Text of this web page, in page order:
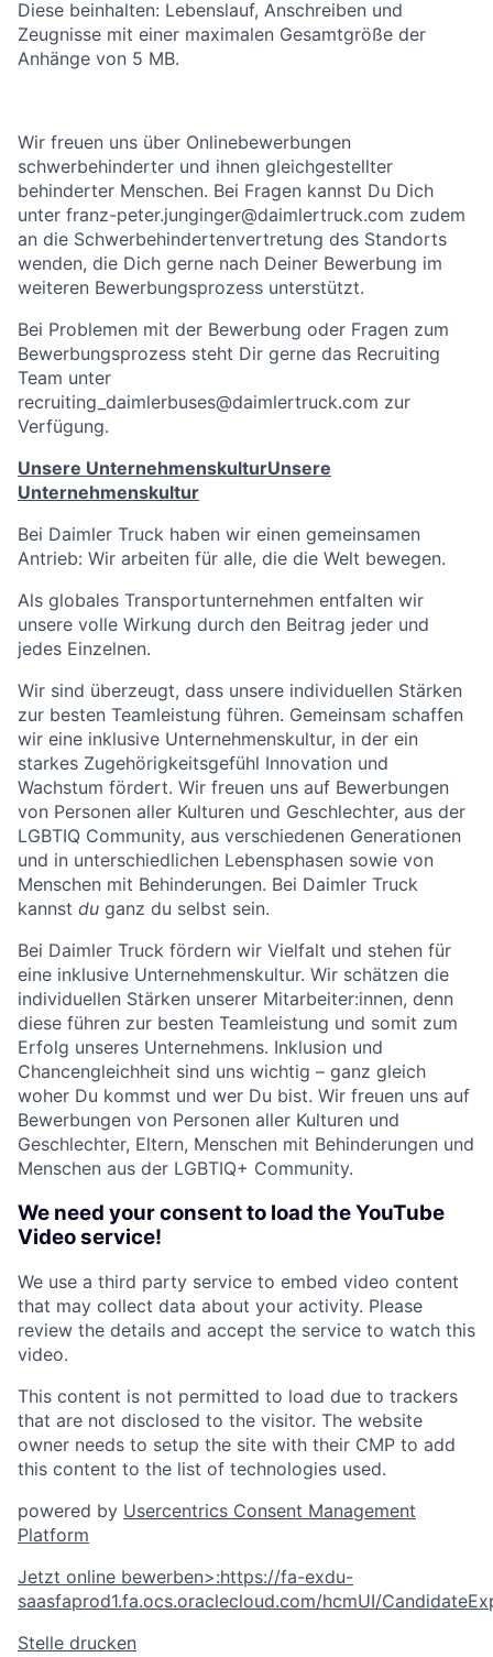
Diese beinhalten: Lebenslauf, Anschreiben und
Zeugnisse mit einer maximalen Gesamtgröße der
Anhänge von 5 MB.
Wir freuen uns über Onlinebewerbungen
schwerbehinderter und ihnen gleichgestellter
behinderter Menschen. Bei Fragen kannst Du Dich
unter franz-peter.junginger@daimlertruck.com zudem
an die Schwerbehindertenvertretung des Standorts
wenden, die Dich gerne nach Deiner Bewerbung im
weiteren Bewerbungsprozess unterstützt.
Bei Problemen mit der Bewerbung oder Fragen zum
Bewerbungsprozess steht Dir gerne das Recruiting
Team unter
recruiting_daimlerbuses@daimlertruck.com zur
Verfügung.
Unsere UnternehmenskulturUnsere
Unternehmenskultur
Bei Daimler Truck haben wir einen gemeinsamen
Antrieb: Wir arbeiten für alle, die die Welt bewegen.
Als globales Transportunternehmen entfalten wir
unsere volle Wirkung durch den Beitrag jeder und
jedes Einzelnen.
Wir sind überzeugt, dass unsere individuellen Stärken
zur besten Teamleistung führen. Gemeinsam schaffen
wir eine inklusive Unternehmenskultur, in der ein
starkes Zugehörigkeitsgefühl Innovation und
Wachstum fördert. Wir freuen uns auf Bewerbungen
von Personen aller Kulturen und Geschlechter, aus der
LGBTIQ Community, aus verschiedenen Generationen
und in unterschiedlichen Lebensphasen sowie von
Menschen mit Behinderungen. Bei Daimler Truck
kannst du ganz du selbst sein.
Bei Daimler Truck fördern wir Vielfalt und stehen für
eine inklusive Unternehmenskultur. Wir schätzen die
individuellen Stärken unserer Mitarbeiter:innen, denn
diese führen zur besten Teamleistung und somit zum
Erfolg unseres Unternehmens. Inklusion und
Chancengleichheit sind uns wichtig – ganz gleich
woher Du kommst und wer Du bist. Wir freuen uns auf
Bewerbungen von Personen aller Kulturen und
Geschlechter, Eltern, Menschen mit Behinderungen und
Menschen aus der LGBTIQ+ Community.
We need your consent to load the YouTube
Video service!
We use a third party service to embed video content
that may collect data about your activity. Please
review the details and accept the service to watch this
video.
This content is not permitted to load due to trackers
that are not disclosed to the visitor. The website
owner needs to setup the site with their CMP to add
this content to the list of technologies used.
powered by Usercentrics Consent Management
Platform
Jetzt online bewerben>:https://fa-exdu-
saasfaprod1.fa.ocs.oraclecloud.com/hcmUI/
Stelle drucken